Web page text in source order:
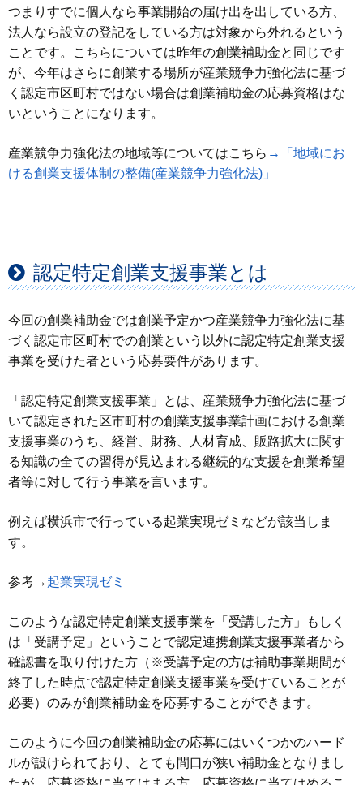
つまりすでに個人なら事業開始の届け出を出している方、
法人なら設立の登記をしている方は対象から外れるという
ことです。こちらについては昨年の創業補助金と同じです
が、今年はさらに創業する場所が産業競争力強化法に基づ
く認定市区町村ではない場合は創業補助金の応募資格はな
いということになります。
産業競争力強化法の地域等についてはこちら →「地域にお
ける創業支援体制の整備(産業競争力強化法)」
認定特定創業支援事業とは
今回の創業補助金では創業予定かつ産業競争力強化法に基
づく認定市区町村での創業という以外に認定特定創業支援
事業を受けた者という応募要件があります。
「認定特定創業支援事業」とは、産業競争力強化法に基づ
いて認定された区市町村の創業支援事業計画における創業
支援事業のうち、経営、財務、人材育成、販路拡大に関す
る知識の全ての習得が見込まれる継続的な支援を創業希望
者等に対して行う事業を言います。
例えば横浜市で行っている起業実現ゼミなどが該当しま
す。
参考→ 起業実現ゼミ
このような認定特定創業支援事業を「受講した方」もしく
は「受講予定」ということで認定連携創業支援事業者から
確認書を取り付けた方（※受講予定の方は補助事業期間が
終了した時点で認定特定創業支援事業を受けていることが
必要）のみが創業補助金を応募することができます。
このように今回の創業補助金の応募にはいくつかのハード
ルが設けられており、とても間口が狭い補助金となりまし